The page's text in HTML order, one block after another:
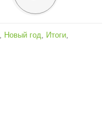
Новый год Итоги